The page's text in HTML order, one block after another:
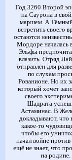
Год 3260 Второй
на Саурона в
маршем. А Тёмный
встретить своего
остаются
Мордоре началась
Эльфы
влазить. Отряд
отправлен для
по слухам
Рованионе. Но их
который хочет
своего
Шадрата
Астаминас. В
докладывают, что
какое-то
чтобы его
начал войне
ещё не знает, что
на родине.